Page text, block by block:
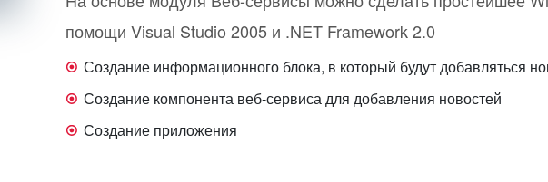
помощи Visual Studio 2005 и .NET Framework 2.0
Создание информационного блока, в который будут добавляться
Создание компонента веб-сервиса для добавления новостей
Создание приложения